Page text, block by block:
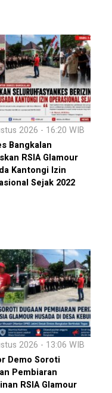
2026 - 16:20 WIB
Bangkalan
RSIA Glamour
Kantongi Izin
Sejak 2022
2026 - 13:06 WIB
Demo Soroti
Pembiaran
RSIA Glamour